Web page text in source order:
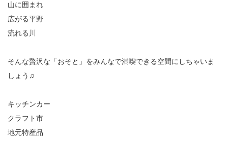
山に囲まれ
広がる平野
流れる川
そんな贅沢な「おそと」をみんなで満喫できる空間にしちゃいま
しょう♫
キッチンカー
クラフト市
地元特産品